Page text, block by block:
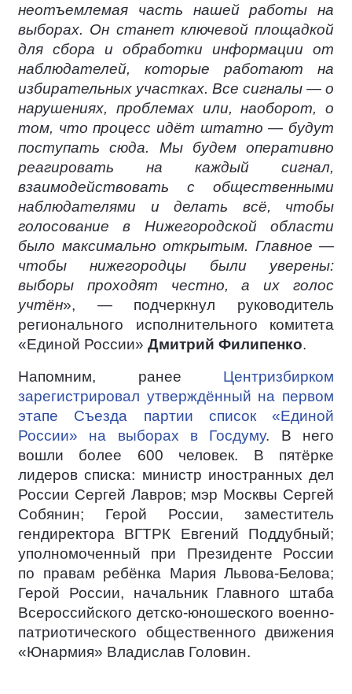
неотъемлемая часть нашей работы на
выборах. Он станет ключевой площадкой
для сбора и обработки информации от
наблюдателей, которые работают на
избирательных участках. Все сигналы — о
нарушениях, проблемах или, наоборот, о
том, что процесс идёт штатно — будут
поступать сюда. Мы будем оперативно
реагировать на каждый сигнал,
взаимодействовать с общественными
наблюдателями и делать всё, чтобы
голосование в Нижегородской области
было максимально открытым. Главное —
чтобы нижегородцы были уверены:
выборы проходят честно, а их голос
учтён», — подчеркнул руководитель
регионального исполнительного комитета
«Единой России» Дмитрий Филипенко.
Напомним, ранее Центризбирком
зарегистрировал утверждённый на первом
этапе Съезда партии список «Единой
России» на выборах в Госдуму. В него
вошли более 600 человек. В пятёрке
лидеров списка: министр иностранных дел
России Сергей Лавров; мэр Москвы Сергей
Собянин; Герой России, заместитель
гендиректора ВГТРК Евгений Поддубный;
уполномоченный при Президенте России
по правам ребёнка Мария Львова-Белова;
Герой России, начальник Главного штаба
Всероссийского детско-юношеского военно-
патриотического общественного движения
«Юнармия» Владислав Головин.